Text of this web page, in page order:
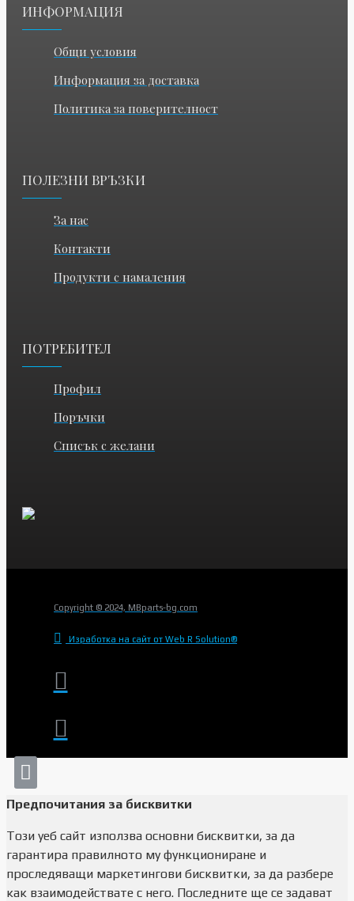
ИНФОРМАЦИЯ
Общи условия
Информация за доставка
Политика за поверителност
ПОЛЕЗНИ ВРЪЗКИ
За нас
Контакти
Продукти с намаления
ПОТРЕБИТЕЛ
Профил
Поръчки
Списък с желани
Copyright © 2024, MBparts-bg.com
Изработка на сайт от Web R Solution®
Предпочитания за бисквитки
Този уеб сайт използва основни бисквитки, за да
гарантира правилното му функциониране и
проследяващи маркетингови бисквитки, за да разбере
как взаимодействате с него. Последните ще се задават